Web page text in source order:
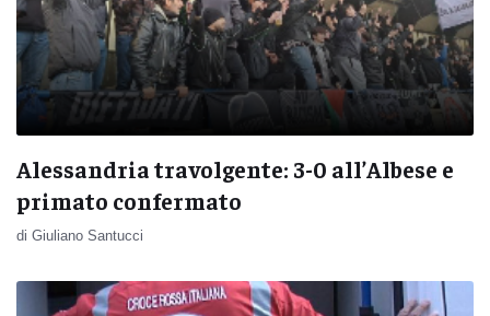
Alessandria travolgente: 3-0 all’Albese e
primato confermato
di Giuliano Santucci